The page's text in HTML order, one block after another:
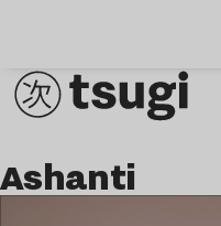
Ashanti